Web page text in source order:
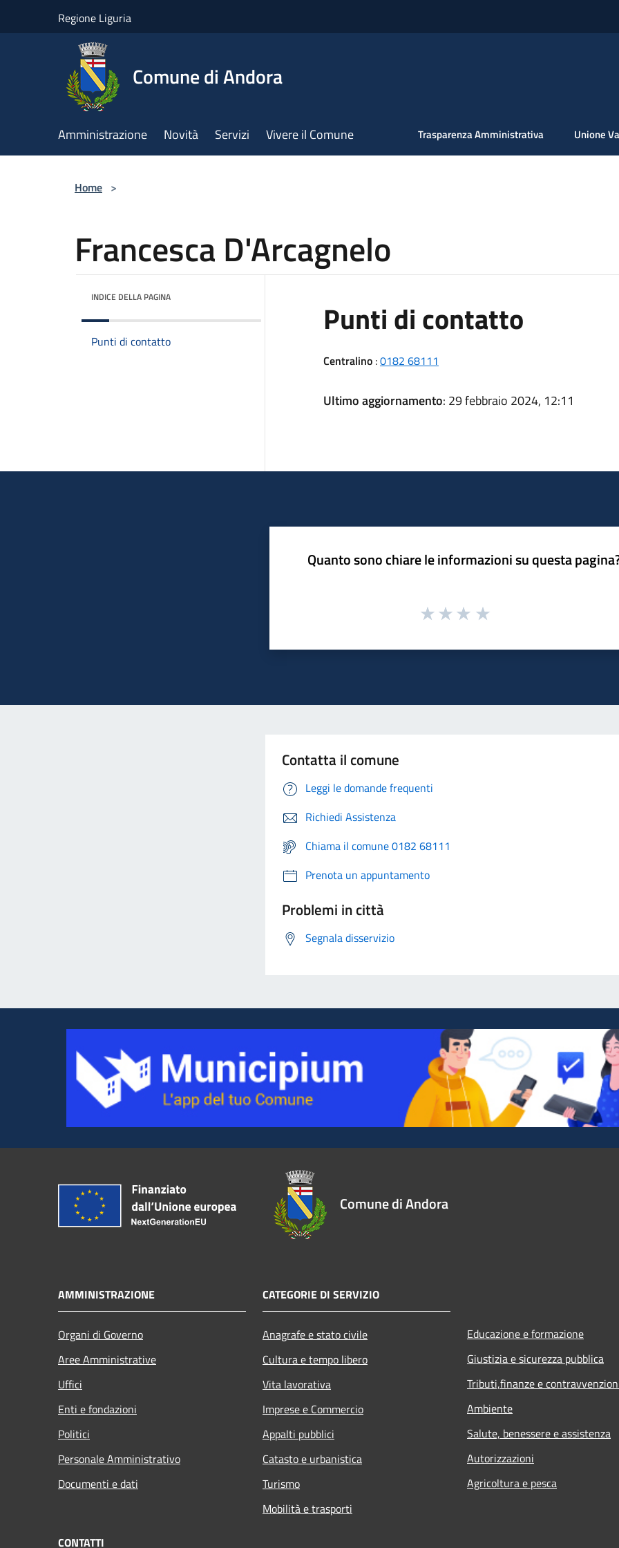
Regione Liguria
Comune di Andora
Amministrazione Novità Servizi Vivere il Comune Trasparenza Amministrativa Unione
Home >
Francesca D'Arcagnelo
INDICE DELLA PAGINA
Punti di contatto
Punti di contatto
Centralino:0182 68111
Ultimo aggiornamento: 29 febbraio 2024, 12:11
Quanto sono chiare le informazioni su questa
Contatta il comune
Leggi le domande frequenti
Richiedi Assistenza
Chiama il comune 0182 68111
Prenota un appuntamento
Problemi in città
Segnala disservizio
Comune di Andora
AMMINISTRAZIONE
Organi di Governo
Aree Amministrative
Uffici
Enti e fondazioni
Politici
Personale Amministrativo
Documenti e dati
CATEGORIE DI SERVIZIO
Anagrafe e stato civile
Cultura e tempo libero
Vita lavorativa
Imprese e Commercio
Appalti pubblici
Catasto e urbanistica
Turismo
Mobilità e trasporti
Educazione e formazione
Giustizia e sicurezza pubblica
Tributi,finanze e
Ambiente
Salute, benessere e assistenza
Autorizzazioni
Agricoltura e pesca
CONTATTI